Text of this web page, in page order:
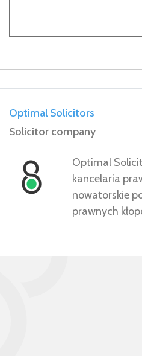
Optimal Solicitors
Solicitor company
Optimal
kancelaria
nowatorskie
prawnych